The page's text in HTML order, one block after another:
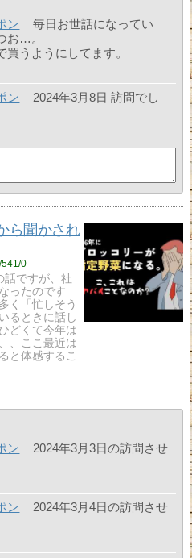
ン
毎日お世話になってい
お…。
うようにしてます。
ン
2024年3月8日 訪問でし
ら聞かされ
0
話ですが、社
ったのです
く「忙しそう
るときに話し
どくて今年は
、ここ最近は
と体感するこ
ン
2024年3月3日の訪問させ
ン
2024年3月4日の訪問させ